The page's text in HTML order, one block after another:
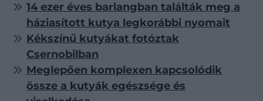
14 ezer éves barlangban találták meg a
háziasított kutya legkorábbi nyomait
Kékszínű kutyákat fotóztak
Csernobilban
Meglepően komplexen kapcsolódik
össze a kutyák egészsége és